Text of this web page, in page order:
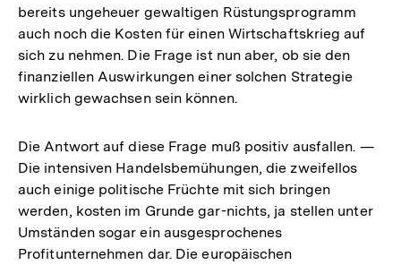
bereits ungeheuer gewaltigen Rüstungsprogramm
auch noch die Kosten für einen Wirtschaftskrieg auf
sich zu nehmen. Die Frage ist nun aber, ob sie den
finanziellen Auswirkungen einer solchen Strategie
wirklich gewachsen sein können.
Die Antwort auf diese Frage muß positiv ausfallen. —
Die intensiven Handelsbemühungen, die zweifellos
auch einige politische Früchte mit sich bringen
werden, kosten im Grunde gar-nichts, ja stellen unter
Umständen sogar ein ausgesprochenes
Profitunternehmen dar. Die europäischen